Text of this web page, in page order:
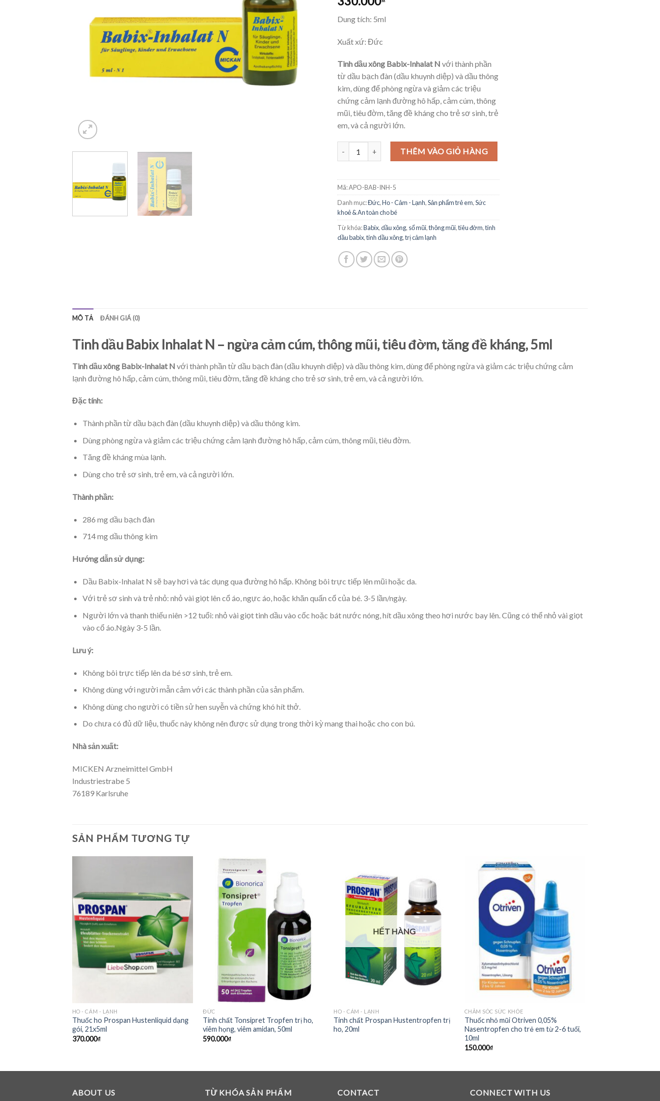
Dung tích: 5ml
Xuất xứ: Đức
Tinh dầu xông Babix-Inhalat N với thành phần
từ dầu bạch đàn (dầu khuynh diệp) và dầu thông
kim, dùng để phòng ngừa và giảm các triệu
chứng cảm lạnh đường hô hấp, cảm cúm, thông
mũi, tiêu đờm, tăng đề kháng cho trẻ sơ sinh, trẻ
em, và cả người lớn.
Tinh dầu Babix Inhalat N - ngừa cảm cúm, thông mũi, tiêu đờm, tăng đề kháng, 5 ml số lượng
THÊM VÀO GIỎ HÀNG
Mã:APO-BAB-INH-5
Danh mục:Đức,Ho - Cảm - Lạnh,Sản phẩm trẻ em,Sức
khoẻ & An toàn cho bé
Từ khóa:Babix,dầu xông, sổ mũi,thông mũi,tiêu đờm,tinh
dầu babix,tinh dầu xông,trị cảm lạnh
MÔ TẢ ĐÁNH GIÁ (0)
Tinh dầu Babix Inhalat N – ngừa cảm cúm, thông mũi, tiêu đờm, tăng đề kháng, 5ml
Tinh dầu xông Babix-Inhalat N với thành phần từ dầu bạch đàn (dầu khuynh diệp) và dầu thông kim, dùng để phòng ngừa và giảm các triệu chứng cảm
lạnh đường hô hấp, cảm cúm, thông mũi, tiêu đờm, tăng đề kháng cho trẻ sơ sinh, trẻ em, và cả người lớn.
Đặc tính:
Thành phần từ dầu bạch đàn (dầu khuynh diệp) và dầu thông kim.
Dùng phòng ngừa và giảm các triệu chứng cảm lạnh đường hô hấp, cảm cúm, thông mũi, tiêu đờm.
Tăng đề kháng mùa lạnh.
Dùng cho trẻ sơ sinh, trẻ em, và cả người lớn.
Thành phần:
286 mg dầu bạch đàn
714 mg dầu thông kim
Hướng dẫn sử dụng:
Dầu Babix-Inhalat N sẽ bay hơi và tác dụng qua đường hô hấp. Không bôi trực tiếp lên mũi hoặc da.
Với trẻ sơ sinh và trẻ nhỏ: nhỏ vài giọt lên cổ áo, ngực áo, hoặc khăn quấn cổ của bé. 3-5 lần/ngày.
Người lớn và thanh thiếu niên >12 tuổi: nhỏ vài giọt tinh dầu vào cốc hoặc bát nước nóng, hít dầu xông theo hơi nước bay lên. Cũng có thể nhỏ vài giọt
vào cổ áo.Ngày 3-5 lần.
Lưu ý:
Không bôi trực tiếp lên da bé sơ sinh, trẻ em.
Không dùng với người mẫn cảm với các thành phần của sản phẩm.
Không dùng cho người có tiền sử hen suyễn và chứng khó hít thở.
Do chưa có đủ dữ liệu, thuốc này không nên được sử dụng trong thời kỳ mang thai hoặc cho con bú.
Nhà sản xuất:
MICKEN Arzneimittel GmbH
Industriestrabe 5
76189 Karlsruhe
SẢN PHẨM TƯƠNG TỰ
HO - CẢM - LẠNH
Thuốc ho Prospan Hustenliquid dạng
gói, 21x5ml
370.000₫
ĐỨC
Tinh chất Tonsipret Tropfen trị ho,
viêm họng, viêm amidan, 50ml
590.000₫
HẾT HÀNG
HO - CẢM - LẠNH
Tinh chất Prospan Hustentropfen trị
ho, 20ml
CHĂM SÓC SỨC KHỎE
Thuốc nhỏ mũi Otriven 0,05%
Nasentropfen cho trẻ em từ 2-6 tuổi,
10ml
150.000₫
ABOUT US TỪ KHÓA SẢN PHẨM CONTACT CONNECT WITH US